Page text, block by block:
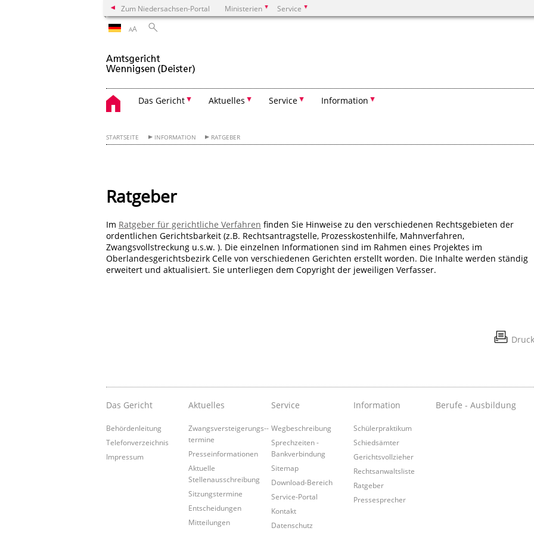
Zum Niedersachsen-Portal Ministerien Service
AA
Das Gericht Aktuelles Service Information
STARTSEITE INFORMATION RATGEBER
Ratgeber
Im Ratgeber für gerichtliche Verfahren finden Sie Hinweise zu den verschiedenen Rechtsgebieten der
ordentlichen Gerichtsbarkeit (z.B. Rechtsantragstelle, Prozesskostenhilfe, Mahnverfahren,
Zwangsvollstreckung u.s.w. ). Die einzelnen Informationen sind im Rahmen eines Projektes im
Oberlandesgerichtsbezirk Celle von verschiedenen Gerichten erstellt worden. Die Inhalte werden ständig
erweitert und aktualisiert. Sie unterliegen dem Copyright der jeweiligen Verfasser.
Das Gericht
Behördenleitung
Telefonverzeichnis
Impressum
Aktuelles
Zwangsversteigerungs-­
termine
Presseinformationen
Aktuelle
Stellenausschreibung
Sitzungstermine
Entscheidungen
Mitteilungen
Service
Wegbeschreibung
Sprechzeiten -
Bankverbindung
Sitemap
Download-Bereich
Service-Portal
Kontakt
Datenschutz
Information
Schülerpraktikum
Schiedsämter
Gerichtsvollzieher
Rechtsanwaltsliste
Ratgeber
Pressesprecher
Berufe - Ausbildung